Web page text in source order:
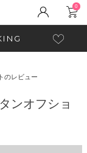
0
のレビュー
ンオフショ